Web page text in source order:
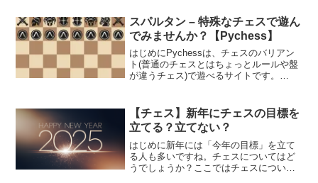
スパルタン – 特殊なチェスで遊ん
でみませんか？【Pychess】
はじめにPychessは、チェスのバリアン
ト(普通のチェスとはちょっとルールや盤
が違うチェス)で遊べるサイトです。
けど、相手の駒が自分と違うスパルタン
(Spar...
【チェス】新年にチェスの目標を
立てる？立てない？
はじめに新年には「今年の目標」を立て
る人も多いですね。チェスについてはど
うでしょうか？ここではチェスについて